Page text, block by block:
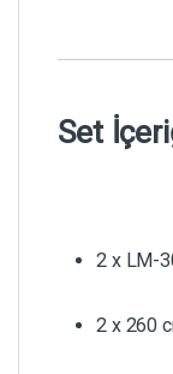
Set
2 x LM-
2 x 260